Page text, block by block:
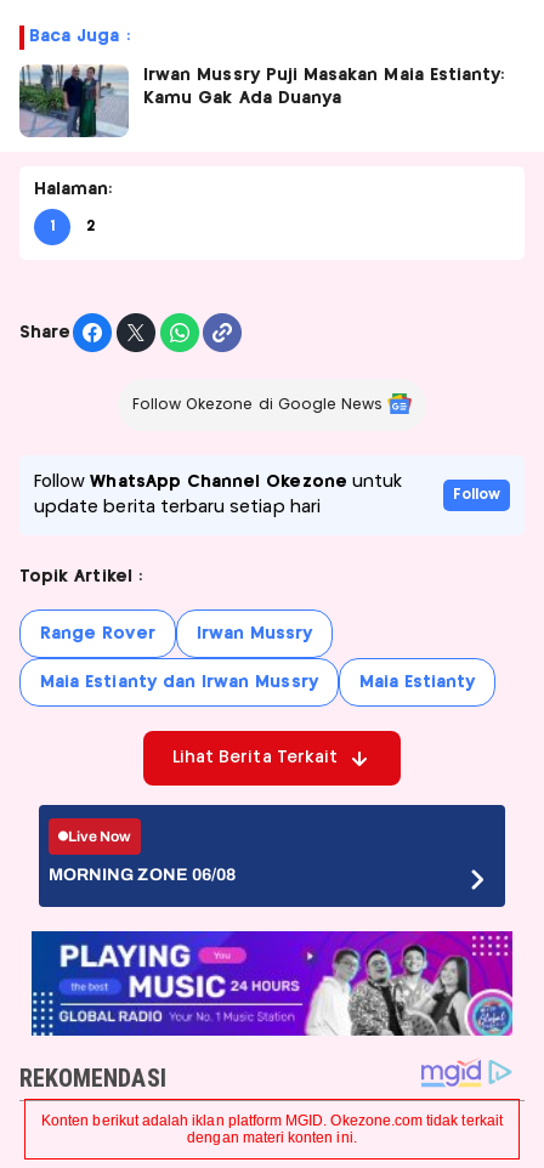
Baca Juga :
Irwan Mussry Puji Masakan Maia Estianty:
Kamu Gak Ada Duanya
Halaman:
1 2
Share
Follow Okezone di Google News
FollowWhatsApp Channel Okezone untuk
update berita terbaru setiap hari
Follow
Topik Artikel :
Range Rover Irwan Mussry
Maia Estianty dan Irwan Mussry Maia Estianty
Lihat Berita Terkait
Live Now
MORNING ZONE 06/08